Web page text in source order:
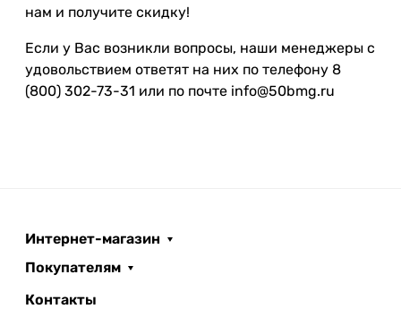
нам и получите скидку!
Если у Вас возникли вопросы, наши менеджеры с
удовольствием ответят на них по телефону 8
(800) 302-73-31 или по почте info@50bmg.ru
Интернет-магазин
Покупателям
Контакты